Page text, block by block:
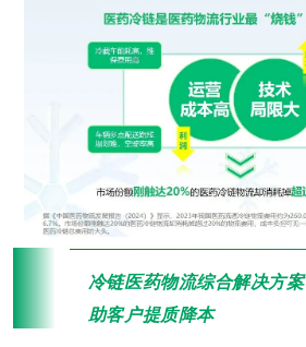
“
冷链医药物流综合解决方案
助客户提质降本